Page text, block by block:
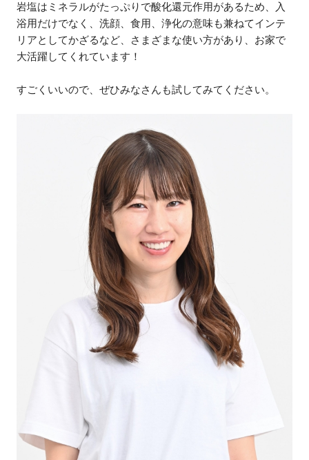
岩塩はミネラルがたっぷりで酸化還元作用があるため、入
浴用だけでなく、洗顔、食用、浄化の意味も兼ねてインテ
リアとしてかざるなど、さまざまな使い方があり、お家で
大活躍してくれています！
すごくいいので、ぜひみなさんも試してみてください。